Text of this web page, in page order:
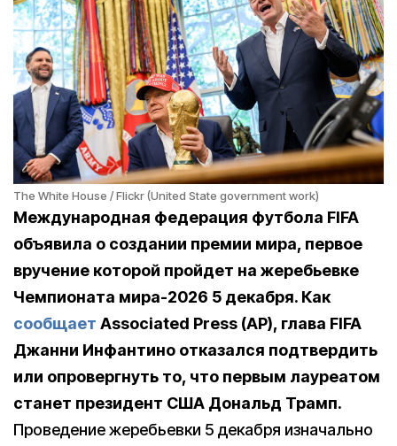
The White House / Flickr (United State government work)
Международная федерация футбола FIFA
объявила о создании премии мира, первое
вручение которой пройдет на жеребьевке
Чемпионата мира-2026 5 декабря. Как
сообщает Associated Press (AP), глава FIFA
Джанни Инфантино отказался подтвердить
или опровергнуть то, что первым лауреатом
станет президент США Дональд Трамп.
Проведение жеребьевки 5 декабря изначально